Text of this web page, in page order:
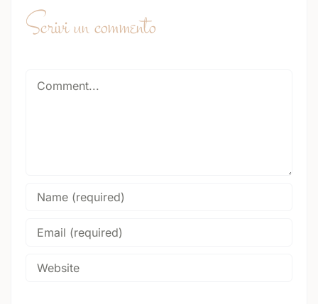
Scrivi un commento